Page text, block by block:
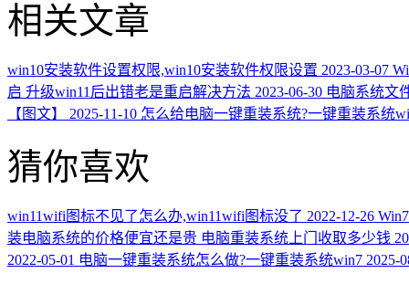
相关文章
win10安装软件设置权限,win10安装软件权限设置 2023-03-07
启 升级win11后出错老是重启解决方法 2023-06-30 电脑系统文
【图文】
2025-11-10 怎么给电脑一键重装系统?一键重装系统
猜你喜欢
win11wifi图标不见了怎么办,win11wifi图标没了 2022-12-26
装电脑系统的价格便宜还是贵 电脑重装系统上门收取多少钱
2022-05-01 电脑一键重装系统怎么做?一键重装系统win7 2025-